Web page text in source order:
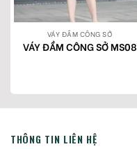
VÁY ĐẦM CÔNG SỞ
VÁY ĐẦM CÔNG SỞ MS08
THÔNG TIN LIÊN HỆ